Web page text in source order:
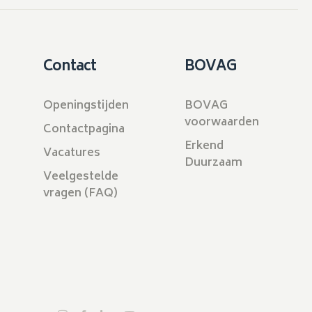
Contact
Openingstijden
Contactpagina
Vacatures
Veelgestelde
vragen (FAQ)
BOVAG
BOVAG
voorwaarden
Erkend
Duurzaam